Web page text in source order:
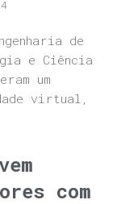
de
e Ciência
um
virtual,
com